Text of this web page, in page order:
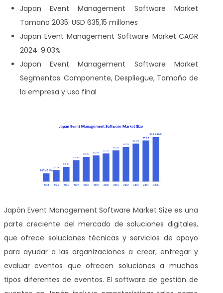
Japan Event Management Software Market
Tamaño 2035: USD 635,15 millones
Japan Event Management Software Market CAGR
2024: 9.03%
Japan Event Management Software Market
Segmentos: Componente, Despliegue, Tamaño de
la empresa y uso final
Japón Event Management Software Market Size es una
parte creciente del mercado de soluciones digitales,
que ofrece soluciones técnicas y servicios de apoyo
para ayudar a las organizaciones a crear, entregar y
evaluar eventos que ofrecen soluciones a muchos
tipos diferentes de eventos. El software de gestión de